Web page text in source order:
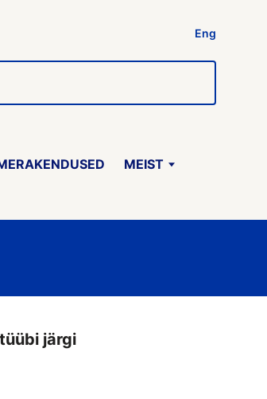
Eng
MEIST
järgi